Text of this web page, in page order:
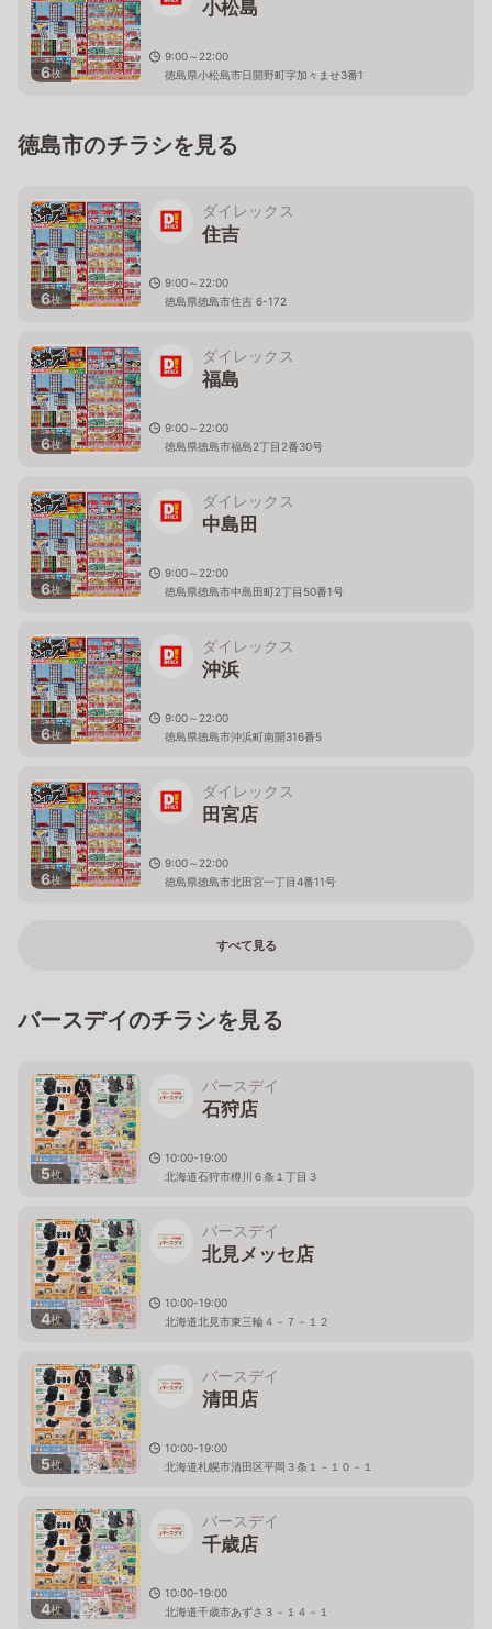
6枚
小松島
9:00～22:00
徳島県小松島市日開野町字加々ませ3番1
徳島市のチラシを見る
6枚
ダイレックス
住吉
9:00～22:00
徳島県徳島市住吉 6-172
6枚
ダイレックス
福島
9:00～22:00
徳島県徳島市福島2丁目2番30号
6枚
ダイレックス
中島田
9:00～22:00
徳島県徳島市中島田町2丁目50番1号
6枚
ダイレックス
沖浜
9:00～22:00
徳島県徳島市沖浜町南開316番5
6枚
ダイレックス
田宮店
9:00～22:00
徳島県徳島市北田宮一丁目4番11号
すべて見る
バースデイのチラシを見る
5枚
バースデイ
石狩店
10:00-19:00
北海道石狩市樽川６条１丁目３
4枚
バースデイ
北見メッセ店
10:00-19:00
北海道北見市東三輪４－７－１２
5枚
バースデイ
清田店
10:00-19:00
北海道札幌市清田区平岡３条１－１０－１
4枚
バースデイ
千歳店
10:00-19:00
北海道千歳市あずさ３－１４－１